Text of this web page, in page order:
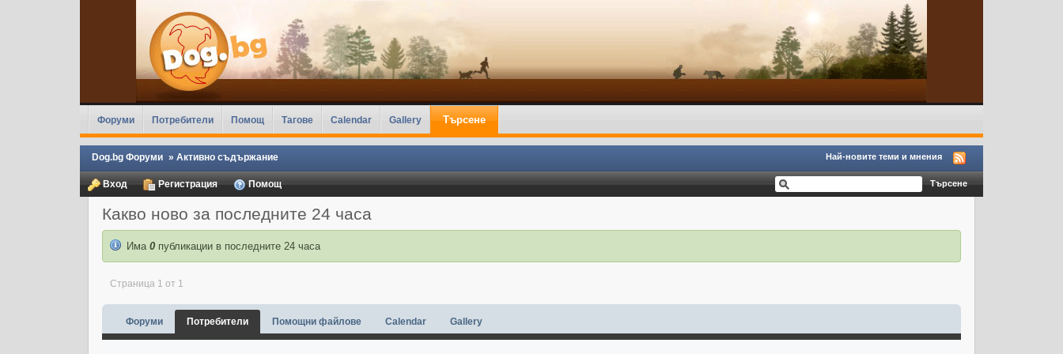
Форуми Потребители Помощ Тагове Calendar Gallery Търсене
Dog.bg Форуми » Активно съдържание Най-новите теми и мнения
Вход Регистрация Помощ
Какво ново за последните 24 часа
Има 0публикации в последните 24 часа
Страница 1 от 1
Форуми Потребители Помощни файлове Calendar Gallery